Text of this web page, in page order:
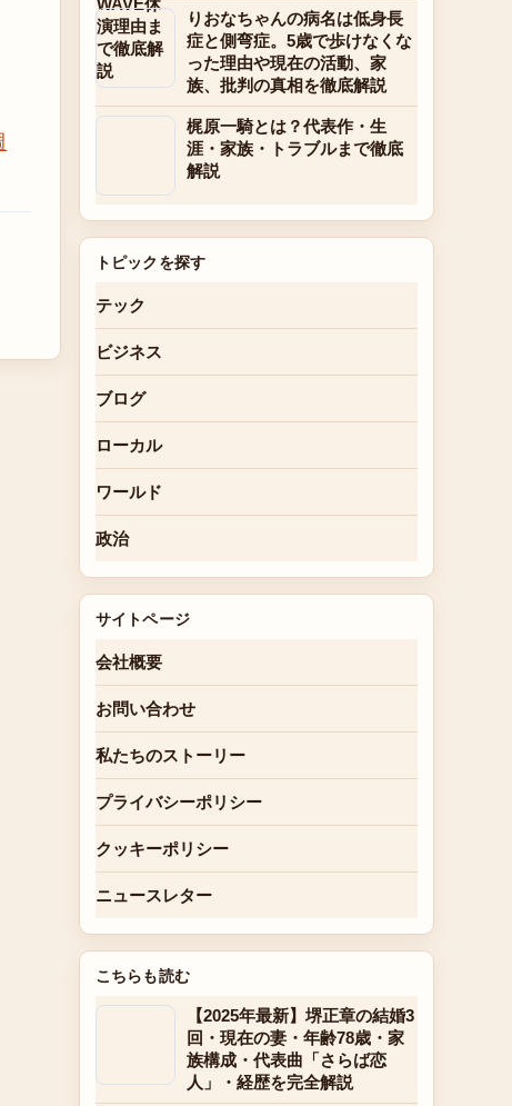
りおなちゃんの病名は低身長
症と側弯症。5歳で歩けなくな
った理由や現在の活動、家
族、批判の真相を徹底解説
梶原一騎とは？代表作・生
涯・家族・トラブルまで徹底
解説
トピックを探す
テック
ビジネス
ブログ
ローカル
ワールド
政治
サイトページ
会社概要
お問い合わせ
私たちのストーリー
プライバシーポリシー
クッキーポリシー
ニュースレター
こちらも読む
【2025年最新】堺正章の結婚3
回・現在の妻・年齢78歳・家
族構成・代表曲「さらば恋
人」・経歴を完全解説